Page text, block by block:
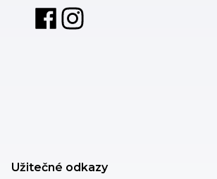
Užitečné odkazy